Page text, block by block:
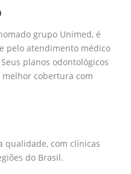
grupo Unimed, é
pelo atendimento médico
planos odontológicos
cobertura com
qualidade, com clínicas
do Brasil.